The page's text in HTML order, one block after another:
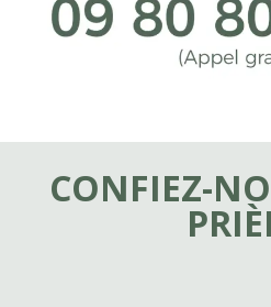
CONFIEZ-